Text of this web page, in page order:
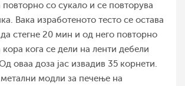
повторно со сукало и се повторува
Вака изработеното тесто се остава
стегне 20 мин и од него повторно
кора кога се дели на ленти дебели
оваа доза јас извадив 35 корнети.
модли за печење на